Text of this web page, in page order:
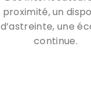
proximité, un
d’astreinte, une
continue.